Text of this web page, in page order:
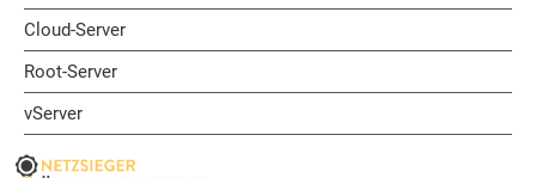
Cloud-Server
Root-Server
vServer